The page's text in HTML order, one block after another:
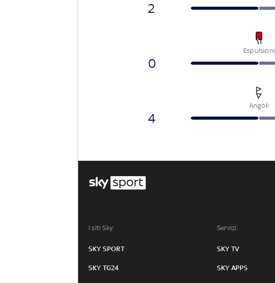
2
Espulsioni
0
Angoli
4
I siti Sky:
SKY SPORT
SKY TG24
Servizi:
SKY TV
SKY APPS